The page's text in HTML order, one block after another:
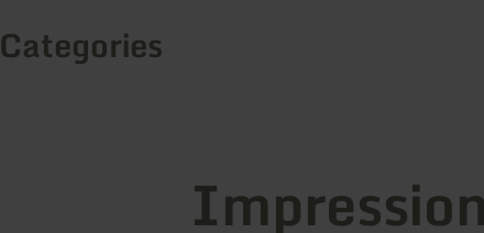
Categories